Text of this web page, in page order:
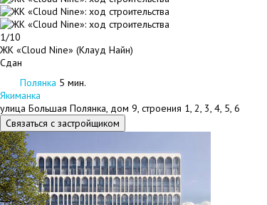
1/10
ЖК «Cloud Nine» (Клауд Найн)
Сдан
Полянка 5 мин.
Якиманка
улица Большая Полянка, дом 9, строения 1, 2, 3, 4, 5, 6
Связаться с застройщиком